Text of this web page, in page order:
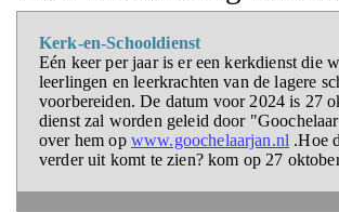
Kerk-en-Schooldienst
Eén keer per jaar is er een kerkdienst die
leerlingen en leerkrachten van de lagere
voorbereiden. De datum voor 2024 is 27
dienst zal worden geleid door
over hem op www.goochelaarjan.nl .Hoe
verder uit komt te zien? kom op 27